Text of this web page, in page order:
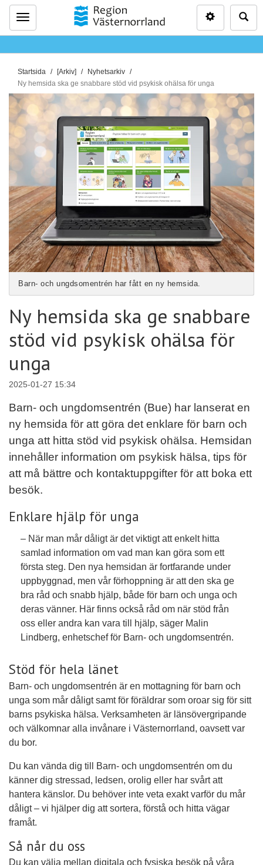
Meny
D
u
ä
r
h
ä
r
:
Startsida [Arkiv]
Nyhetsarkiv
Ny hemsida ska ge snabbare stöd vid psykisk ohälsa för unga
Barn- och ungdsomentrén har fått en ny hemsida.
Ny hemsida ska ge snabbare
stöd vid psykisk ohälsa för
unga
2025-01-27 15:34
Barn- och ungdomsentrén (Bue) har lanserat en
ny hemsida för att göra det enklare för barn och
unga att hitta stöd vid psykisk ohälsa. Hemsidan
innehåller information om psykisk hälsa, tips för
att må bättre och kontaktuppgifter för att boka ett
besök.
Enklare hjälp för unga
– När man mår dåligt är det viktigt att enkelt hitta
samlad information om vad man kan göra som ett
första steg. Den nya hemsidan är fortfarande under
uppbyggnad, men vår förhoppning är att den ska ge
bra råd och snabb hjälp, både för barn och unga och
deras vänner. Här finns också råd om när stöd från
oss eller andra kan vara till hjälp, säger Malin
Lindberg, enhetschef för Barn- och ungdomsentrén.
Stöd för hela länet
Barn- och ungdomsentrén är en mottagning för barn och
unga som mår dåligt samt för föräldrar som oroar sig för sitt
barns psykiska hälsa. Verksamheten är länsövergripande
och välkomnar alla invånare i Västernorrland, oavsett var
du bor.
Du kan vända dig till Barn- och ungdomsentrén om du
känner dig stressad, ledsen, orolig eller har svårt att
hantera känslor. Du behöver inte veta exakt varför du mår
dåligt – vi hjälper dig att sortera, förstå och hitta vägar
framåt.
Så når du oss
Du kan välja mellan digitala och fysiska besök på våra